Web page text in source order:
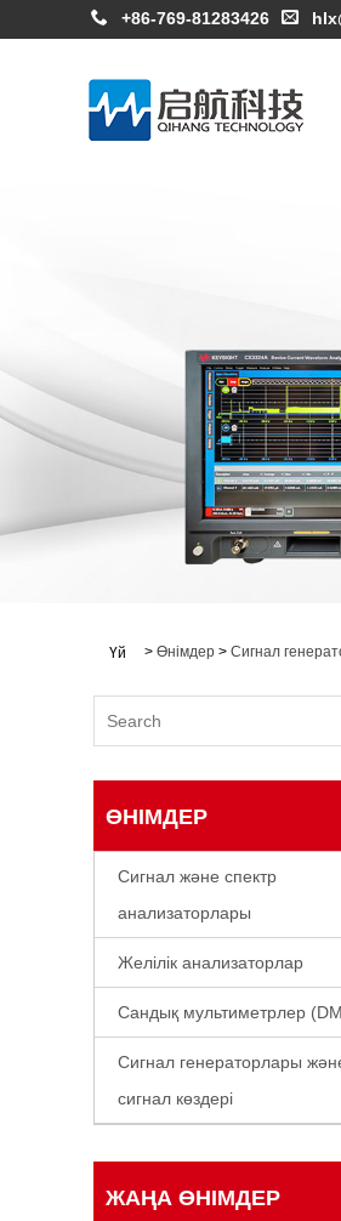
+86-769-81283426
Үй > Өнімдер > Сигнал
ӨНІМДЕР
Сигнал және спектр
анализаторлары
Желілік анализаторлар
Сандық мультиметрлер
Сигнал генераторлары
сигнал көздері
ЖАҢА ӨНІМДЕР